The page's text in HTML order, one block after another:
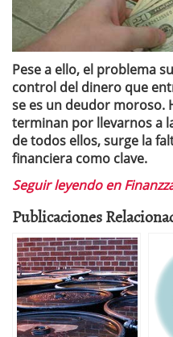
Pese a ello, el problema
control del dinero que
se es un deudor moroso.
terminan por llevarnos a
de todos ellos, surge la
financiera como clave.
Seguir leyendo en
Publicaciones